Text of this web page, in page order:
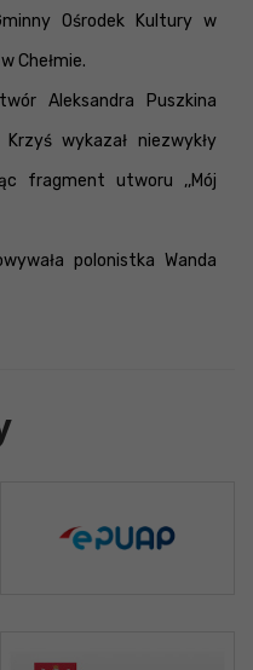
Ośrodek Kultury w
Chełmie.
Aleksandra Puszkina
wykazał niezwykły
fragment utworu ,,Mój
polonistka Wanda